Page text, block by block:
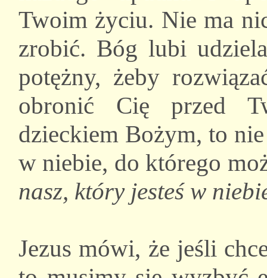
Twoim życiu. Nie ma
zrobić. Bóg lubi
potężny, żeby
obronić Cię przed
dzieckiem Bożym, to
w niebie, do którego
nasz, który jesteś w
Jezus mówi, że jeśli